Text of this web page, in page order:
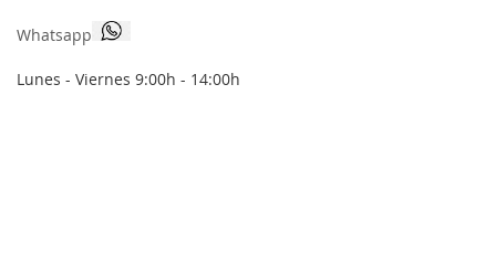
Whatsapp
Lunes - Viernes 9:00h - 14:00h